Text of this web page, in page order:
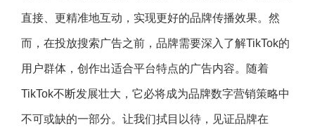
直接、更精准地互动，实现更好的品牌传播效果。然
而，在投放搜索广告之前，品牌需要深入了解TikTok的
用户群体，创作出适合平台特点的广告内容。随着
TikTok不断发展壮大，它必将成为品牌数字营销策略中
不可或缺的一部分。让我们拭目以待，见证品牌在